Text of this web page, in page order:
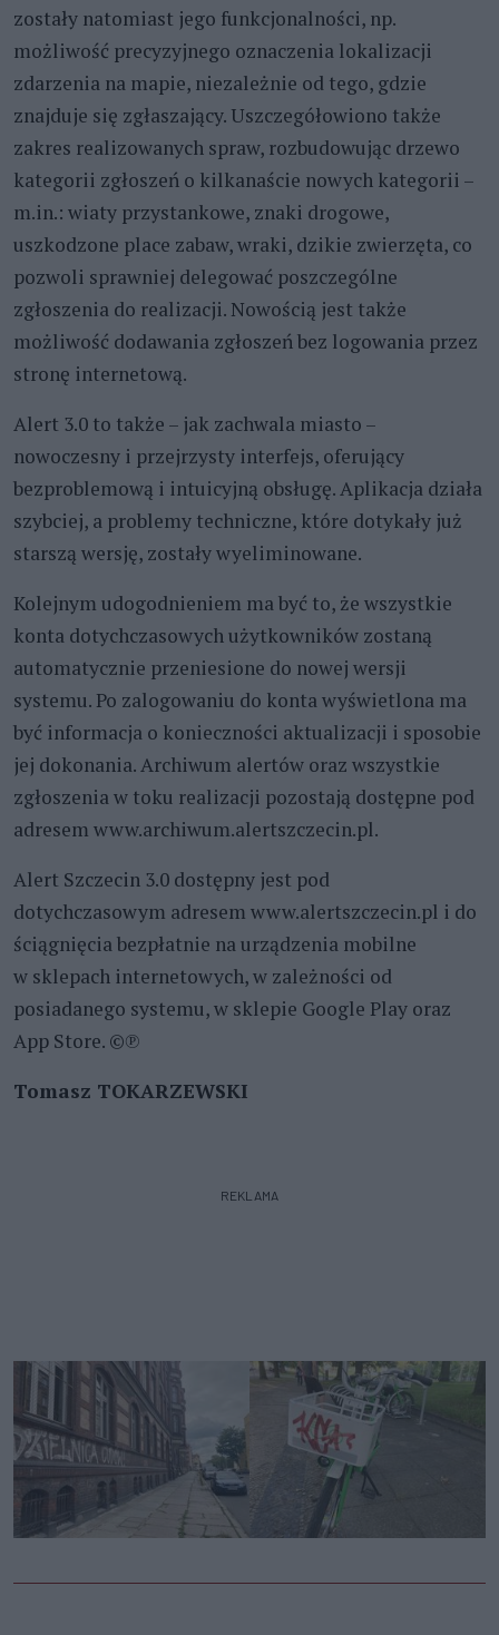
zostały natomiast jego funkcjonalności, np.
możliwość precyzyjnego oznaczenia lokalizacji
zdarzenia na mapie, niezależnie od tego, gdzie
znajduje się zgłaszający. Uszczegółowiono także
zakres realizowanych spraw, rozbudowując drzewo
kategorii zgłoszeń o kilkanaście nowych kategorii –
m.in.: wiaty przystankowe, znaki drogowe,
uszkodzone place zabaw, wraki, dzikie zwierzęta, co
pozwoli sprawniej delegować poszczególne
zgłoszenia do realizacji. Nowością jest także
możliwość dodawania zgłoszeń bez logowania przez
stronę internetową.
Alert 3.0 to także – jak zachwala miasto –
nowoczesny i przejrzysty interfejs, oferujący
bezproblemową i intuicyjną obsługę. Aplikacja działa
szybciej, a problemy techniczne, które dotykały już
starszą wersję, zostały wyeliminowane.
Kolejnym udogodnieniem ma być to, że wszystkie
konta dotychczasowych użytkowników zostaną
automatycznie przeniesione do nowej wersji
systemu. Po zalogowaniu do konta wyświetlona ma
być informacja o konieczności aktualizacji i sposobie
jej dokonania. Archiwum alertów oraz wszystkie
zgłoszenia w toku realizacji pozostają dostępne pod
adresem www.archiwum.alertszczecin.pl.
Alert Szczecin 3.0 dostępny jest pod
dotychczasowym adresem www.alertszczecin.pl i do
ściągnięcia bezpłatnie na urządzenia mobilne
w sklepach internetowych, w zależności od
posiadanego systemu, w sklepie Google Play oraz
App Store. ©℗
Tomasz TOKARZEWSKI
REKLAMA